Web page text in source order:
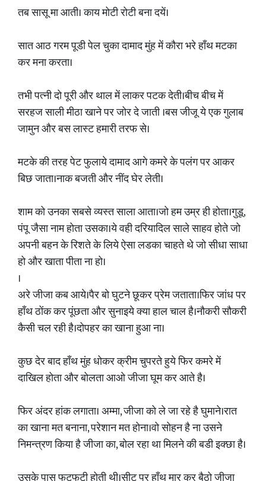
तब सासू मा आती। काय मोटी रोटी बना दयें।
सात आठ गरम पूडी पेल चुका दामाद मुंह में कौरा भरे हाँथ मटका
कर मना करता।
तभी पत्नी दो पूरी और थाल में लाकर पटक देती।बीच बीच में
सरहज साली मीठा खाने पर जोर दे जाती ।बस जीजू ये एक गुलाब
जामुन और बस लास्ट हमारी तरफ से।
मटके की तरह पेट फुलाये दामाद आगे कमरे के पलंग पर आकर
बिछ जाता।नाक बजती और नींद घेर लेती।
शाम को उनका सबसे व्यस्त साला आता।जो हम उम्र ही होता।गुडू,
पंपू जैसा नाम होता उसका।ये वही दरियादिल साले साहव होते जो
अपनी बहन के रिशते के लिये ऐसा लडका चाहते थे जो सीधा साधा
हो और खाता पीता ना हो।
।
अरे जीजा कब आये।पैर बो घुटने छूकर प्रेम जताता।फिर जांध पर
हाँथ ठोंक कर पूंछता और सुनाइये क्या हाल चाल है।नौकरी सौकरी
कैसी चल रही है।दोपहर का खाना हुआ ना।
कुछ देर बाद हाँथ मुंह धोकर क्रीम चुपरते हुये फिर कमरे में
दाखिल होता और बोलता आओ जीजा घूम कर आते है।
फिर अंदर हांक लगाता। अम्मा, जीजा को ले जा रहे है घुमाने।रात
का खाना मत बनाना, परेशान मत होना।वो सोहन है ना उसने
निमन्त्रण किया है जीजा का, बोल रहा था मिलने की बडी इक्छा है।